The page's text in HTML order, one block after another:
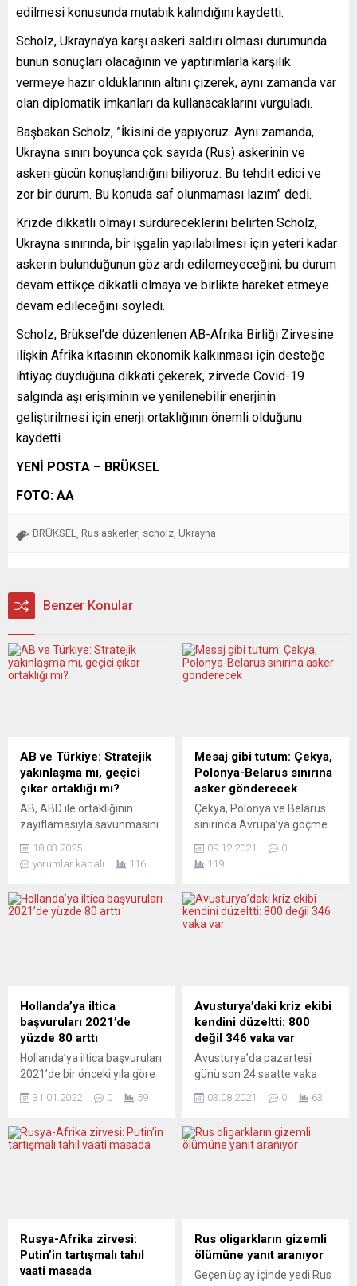
edilmesi konusunda mutabık kalındığını kaydetti.
Scholz, Ukrayna’ya karşı askeri saldırı olması durumunda
bunun sonuçları olacağının ve yaptırımlarla karşılık
vermeye hazır olduklarının altını çizerek, aynı zamanda var
olan diplomatik imkanları da kullanacaklarını vurguladı.
Başbakan Scholz, ”İkisini de yapıyoruz. Aynı zamanda,
Ukrayna sınırı boyunca çok sayıda (Rus) askerinin ve
askeri gücün konuşlandığını biliyoruz. Bu tehdit edici ve
zor bir durum. Bu konuda saf olunmaması lazım” dedi.
Krizde dikkatli olmayı sürdüreceklerini belirten Scholz,
Ukrayna sınırında, bir işgalin yapılabilmesi için yeteri kadar
askerin bulunduğunun göz ardı edilemeyeceğini, bu durum
devam ettikçe dikkatli olmaya ve birlikte hareket etmeye
devam edileceğini söyledi.
Scholz, Brüksel’de düzenlenen AB-Afrika Birliği Zirvesine
ilişkin Afrika kıtasının ekonomik kalkınması için desteğe
ihtiyaç duyduğuna dikkati çekerek, zirvede Covid-19
salgında aşı erişiminin ve yenilenebilir enerjinin
geliştirilmesi için enerji ortaklığının önemli olduğunu
kaydetti.
YENİ POSTA – BRÜKSEL
FOTO: AA
BRÜKSEL Rus askerler scholz Ukrayna
Benzer Konular
AB ve Türkiye: Stratejik
yakınlaşma mı, geçici
çıkar ortaklığı mı?
AB, ABD ile ortaklığının
zayıflamasıyla savunmasını
arayışlar peşinde.
Gündemdeki en dikkat çekici
ordusu ve savunma
sanayiiyle Türkiye. NATO
Tayyip Erdoğan’la
işbirliklerini artırmayı
önerdiği konuşuluyor. Buna
karşılık Erdoğan da “stratejik
öncelik” olarak nitelendirdiği
AB...
18.03.2025
yorumlar kapalı
116
Mesaj gibi tutum: Çekya,
Polonya-Belarus sınırına
asker gönderecek
Çekya, Polonya ve Belarus
sınırında Avrupa’ya göçme
yaşanan soruna ilişkin
Polonya tarafına destek
gönderecek. Çekya’da
gelecek haftadan itibaren
Polonya’ya destek amacıyla
gönderilmesi önerisinde
bulundu. Babis, haftaya
göreve başlayacak yeni
Başbakan...
09.12.2021
0
119
Hollanda’ya iltica
başvuruları 2021’de
yüzde 80 arttı
Hollanda’ya iltica başvuruları
2021’de bir önceki yıla göre
bine ulaştı. Hollanda
2021 yılının mülteci
istatistiklerini açıkladı.
belirtildi. Bunun 2015’teki
sığınmacı krizinden bu yana
en yüksek sayı...
31.01.2022 0 59
Avusturya’daki kriz ekibi
kendini düzeltti: 800
değil 346 vaka var
Avusturya’da pazartesi
günü son 24 saatte vaka
korona kriz ekibi hatasının
rakamın 346 olduğunu
açıkladı. Yüksek orandaki
olmak üzere iki günün
rakamlarının toplanmasıyla
ortaya yüksek bir rakam
çıktığına...
03.08.2021 0 63
Rusya-Afrika zirvesi:
Putin’in tartışmalı tahıl
vaati masada
Rus oligarkların gizemli
ölümüne yanıt aranıyor
Geçen üç ay içinde yedi Rus